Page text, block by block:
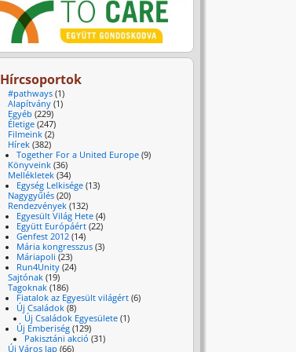
Hírcsoportok
#pathways (1)
Alapítvány (1)
Egyéb (229)
Életige (247)
Filmeink (2)
Hírek (382)
Together For a United Europe(9)
Könyveink (36)
Mellékletek (34)
Egység Lelkisége(13)
Nagygyűlés (20)
Rendezvények (132)
Egyesült Világ Hete(4)
Együtt Európáért(22)
Genfest 2012(14)
Mária kongresszus(3)
Máriapoli (23)
Run4Unity(24)
Sajtónak (19)
Tagoknak (186)
Fiatalok az Egyesült világért(6)
Új Családok(8)
Új Családok Egyesülete (1)
Új Emberiség(129)
Pakisztáni akció (31)
Új Város lap (66)